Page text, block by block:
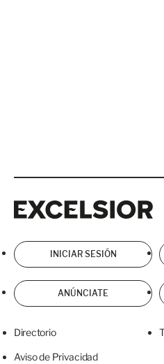
INICIAR SESIÓN
ANÚNCIATE
Directorio
Aviso de Privacidad